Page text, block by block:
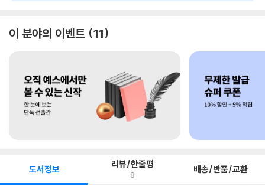
이 분야의 이벤트 11
도서정보 리뷰/한줄평
8 배송/반품/교환